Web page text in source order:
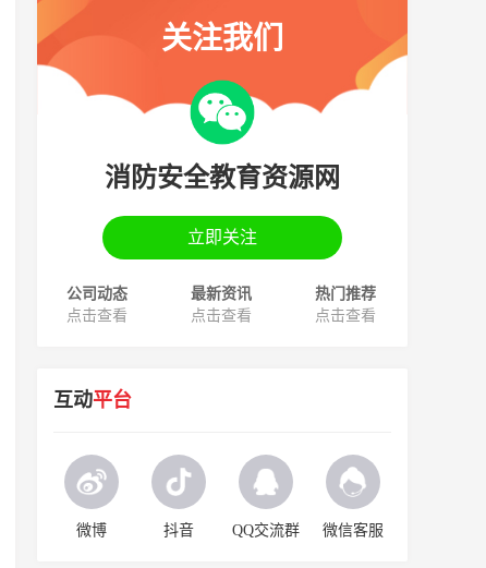
关注我们
消防安全教育资源网
立即关注
公司动态
点击查看
最新资讯
点击查看
热门推荐
点击查看
互动平台
微博 抖音 QQ交流群 微信客服